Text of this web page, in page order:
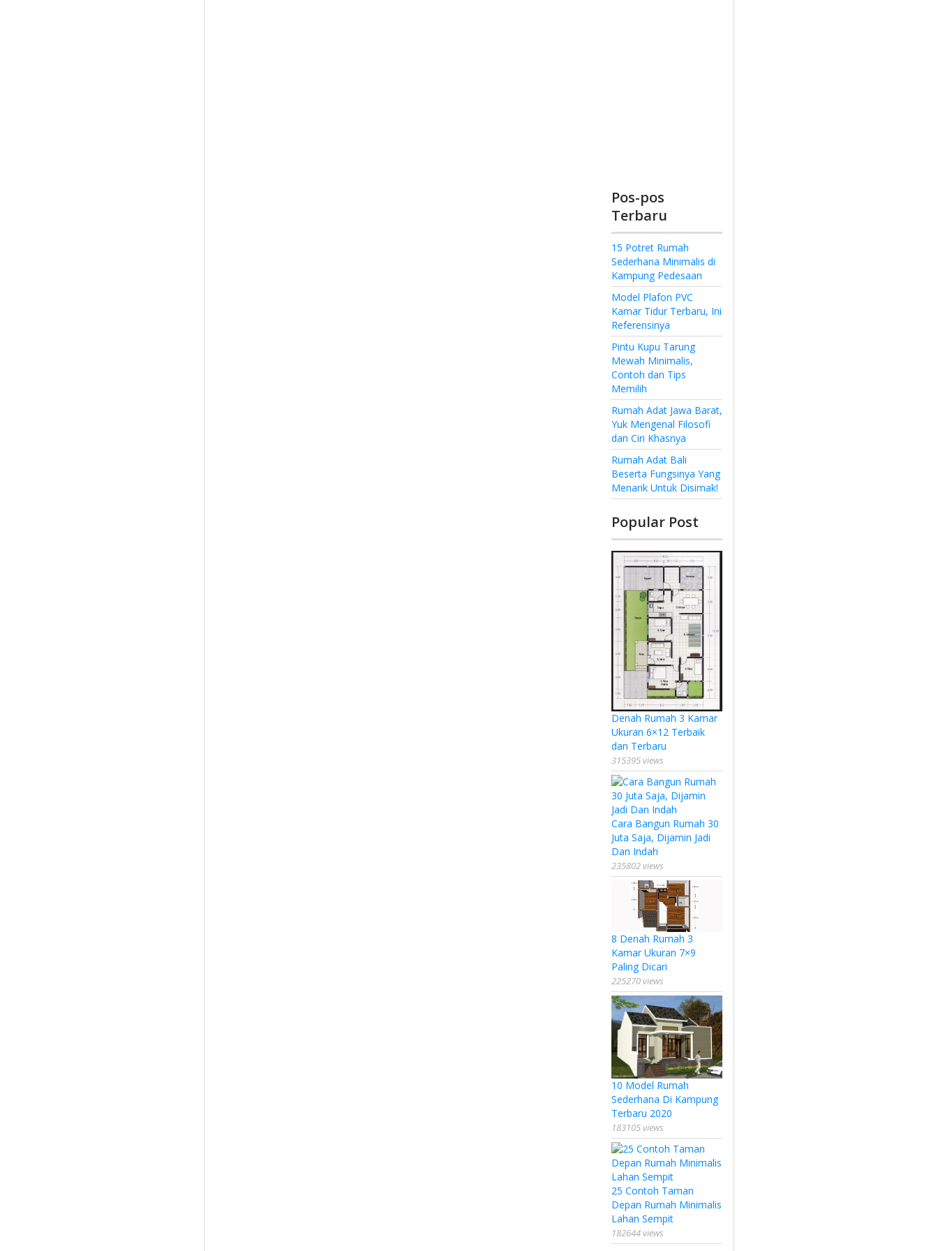
Pos-pos
Terbaru
15 Potret Rumah
Sederhana Minimalis di
Kampung Pedesaan
Model Plafon PVC
Kamar Tidur Terbaru, Ini
Referensinya
Pintu Kupu Tarung
Mewah Minimalis,
Contoh dan Tips
Memilih
Rumah Adat Jawa Barat,
Yuk Mengenal Filosofi
dan Ciri Khasnya
Rumah Adat Bali
Beserta Fungsinya Yang
Menarik Untuk Disimak!
Popular Post
Denah Rumah 3 Kamar
Ukuran 6×12 Terbaik
dan Terbaru
315395 views
Cara Bangun Rumah 30
Juta Saja, Dijamin Jadi
Dan Indah
235802 views
8 Denah Rumah 3
Kamar Ukuran 7×9
Paling Dicari
225270 views
10 Model Rumah
Sederhana Di Kampung
Terbaru 2020
183105 views
25 Contoh Taman
Depan Rumah Minimalis
Lahan Sempit
182644 views